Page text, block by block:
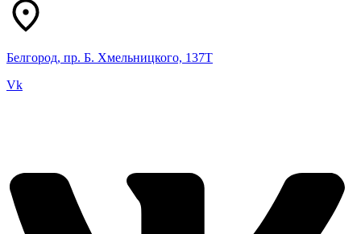
Белгород, пр. Б. Хмельницкого, 137Т
Vk